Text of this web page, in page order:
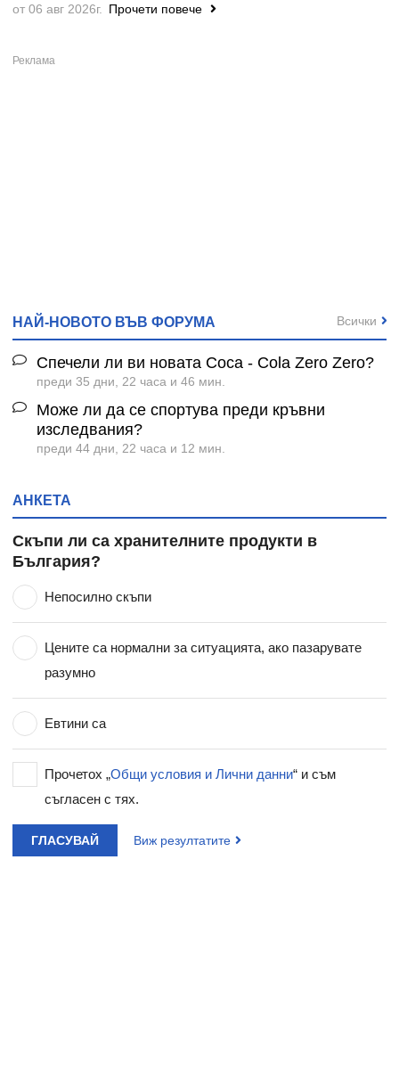
от 06 авг 2026г. Прочети повече
НАЙ-НОВОТО ВЪВ ФОРУМА
Спечели ли ви новата Coca - Cola Zero Zero?
преди 35 дни, 22 часа и 46 мин.
Може ли да се спортува преди кръвни
изследвания?
преди 44 дни, 22 часа и 12 мин.
Всички
АНКЕТА
Скъпи ли са хранителните продукти в
България?
Непосилно скъпи
Цените са нормални за ситуацията, ако пазарувате
разумно
Евтини са
Прочетох „Общи условия и Лични данни“ и съм
съгласен с тях.
ГЛАСУВАЙ Виж резултатите